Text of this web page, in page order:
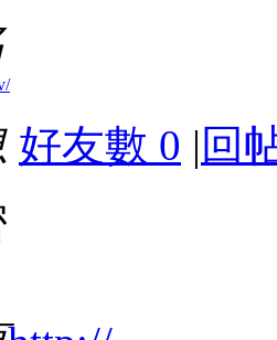
好友數 0 | 回